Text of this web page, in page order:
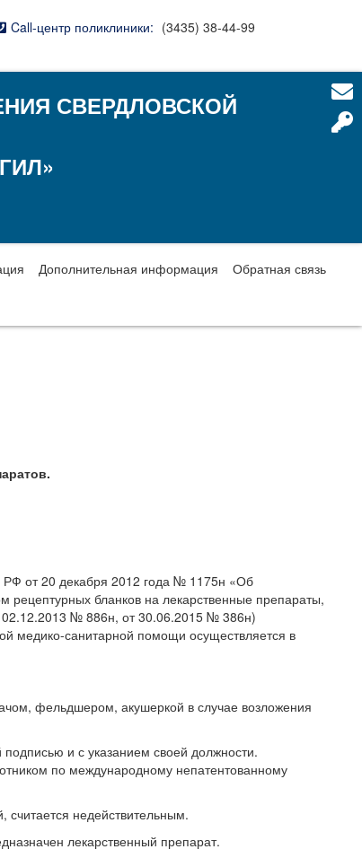
Call-центр поликлиники: (3435) 38-44-99
СВЕРДЛОВСКОЙ
Дополнительная информация
Обратная связь
от 20 декабря 2012 года № 1175н «Об
рецептурных бланков на лекарственные препараты,
02.12.2013 № 886н, от 30.06.2015 № 386н)
медико-санитарной помощи осуществляется в
фельдшером, акушеркой в случае возложения
и с указанием своей должности.
по международному непатентованному
недействительным.
лекарственный препарат.